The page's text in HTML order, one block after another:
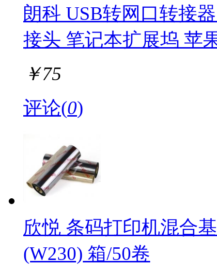
朗科 USB转网口转接
接头 笔记本扩展坞 苹
￥75
评论(0)
欣悦 条码打印机混合
(W230) 箱/50卷